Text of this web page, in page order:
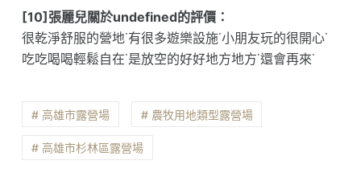
[10]張麗兒關於undefined的評價：
很乾淨舒服的營地˙有很多遊樂設施˙小朋友玩的很開心˙
吃吃喝喝輕鬆自在˙是放空的好好地方地方˙還會再來˙
# 高雄市露營場 # 農牧用地類型露營場
# 高雄市杉林區露營場